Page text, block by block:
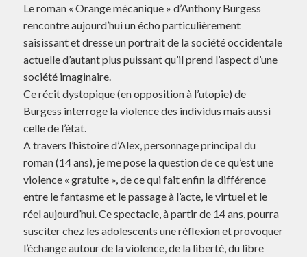
Le roman « Orange mécanique » d’Anthony Burgess
rencontre aujourd’hui un écho particulièrement
saisissant et dresse un portrait de la société occidentale
actuelle d’autant plus puissant qu’il prend l’aspect d’une
société imaginaire.
Ce récit dystopique (en opposition à l’utopie) de
Burgess interroge la violence des individus mais aussi
celle de l’état.
A travers l’histoire d’Alex, personnage principal du
roman (14 ans), je me pose la question de ce qu’est une
violence « gratuite », de ce qui fait enfin la différence
entre le fantasme et le passage à l’acte, le virtuel et le
réel aujourd’hui. Ce spectacle, à partir de 14 ans, pourra
susciter chez les adolescents une réflexion et provoquer
l’échange autour de la violence, de la liberté, du libre